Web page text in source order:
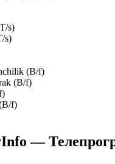
s)
s)
(B/f)
(B/f)
f)
—